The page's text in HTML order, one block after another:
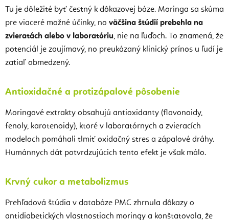
Tu je dôležité byť čestný k dôkazovej báze. Moringa sa skúma
pre viaceré možné účinky, no väčšina štúdií prebehla na
zvieratách alebo v laboratóriu, nie na ľuďoch. To znamená, že
potenciál je zaujímavý, no preukázaný klinický prínos u ľudí je
zatiaľ obmedzený.
Antioxidačné a protizápalové pôsobenie
Moringové extrakty obsahujú antioxidanty (flavonoidy,
fenoly, karotenoidy), ktoré v laboratórnych a zvieracích
modeloch pomáhali tlmiť oxidačný stres a zápalové dráhy.
Humánnych dát potvrdzujúcich tento efekt je však málo.
Krvný cukor a metabolizmus
Prehľadová štúdia v databáze PMC zhrnula dôkazy o
antidiabetických vlastnostiach moringy a konštatovala, že